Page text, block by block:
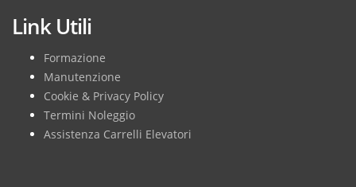
Link Utili
Formazione
Manutenzione
Cookie & Privacy Policy
Termini Noleggio
Assistenza Carrelli Elevatori